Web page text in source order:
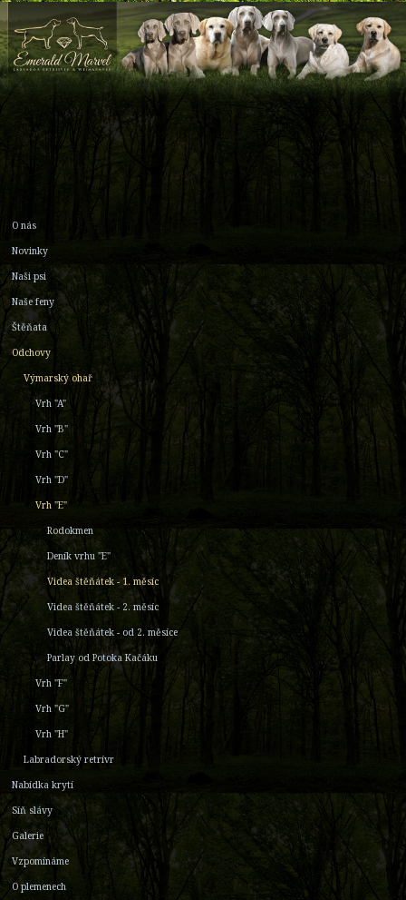
O nás
Novinky
Naši psi
Naše feny
Štěňata
Odchovy
Výmarský ohař
Vrh "A"
Vrh "B"
Vrh "C"
Vrh "D"
Vrh "E"
Rodokmen
Deník vrhu "E"
Videa štěňátek - 1. měsíc
Videa štěňátek - 2. měsíc
Videa štěňátek - od 2. měsíce
Parlay od Potoka Kačáku
Vrh "F"
Vrh "G"
Vrh "H"
Labradorský retrívr
Nabídka krytí
Síň slávy
Galerie
Vzpomínáme
O plemenech